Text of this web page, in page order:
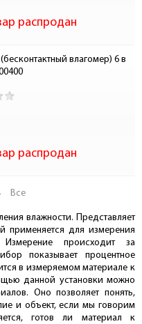
распродан
влагомер) 6 в
распродан
Все
влажности. Представляет
применяется для измерения
происходит за
показывает процентное
в измеряемом материале к
данной установки можно
Оно позволяет понять,
и объект, если мы говорим
готов ли материал к